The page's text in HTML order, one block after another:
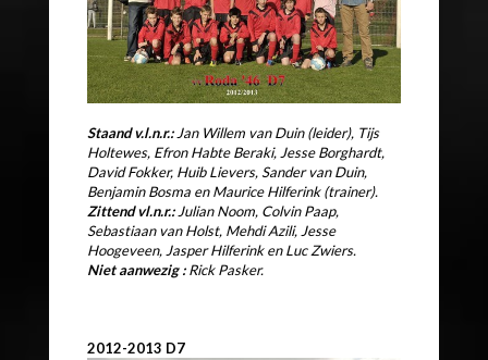
Staand v.l.n.r.: Jan Willem van Duin (leider), Tijs
Holtewes, Efron Habte Beraki, Jesse Borghardt,
David Fokker, Huib Lievers,Sander van Duin,
Benjamin Bosma en Maurice Hilferink (trainer).
Zittend vl.n.r.:Julian Noom, Colvin Paap,
Sebastiaan van Holst, Mehdi Azili, Jesse
Hoogeveen, Jasper Hilferink en Luc Zwiers.
Niet aanwezig :Rick Pasker.
2012-2013 D7